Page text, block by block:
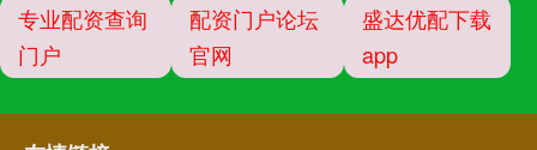
专业配资查询
门户
配资门户论坛
官网
盛达优配下载
app